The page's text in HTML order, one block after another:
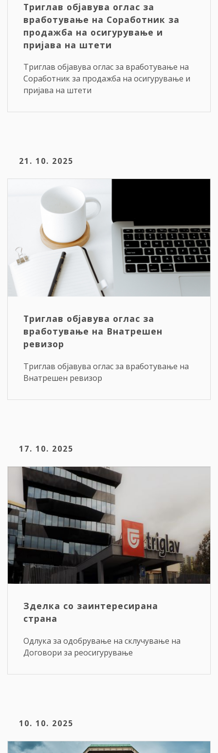
Триглав објавува оглас за
вработување на Соработник за
продажба на осигурување и
пријава на штети
Триглав објавува оглас за вработување на
Соработник за продажба на осигурување и
пријава на штети
21. 10. 2025
Триглав објавува оглас за
вработување на Внатрешен
ревизор
Триглав објавува оглас за вработување на
Внатрешен ревизор
17. 10. 2025
Зделка со заинтересирана
страна
Одлука за одобрување на склучување на
Договори за реосигурување
10. 10. 2025